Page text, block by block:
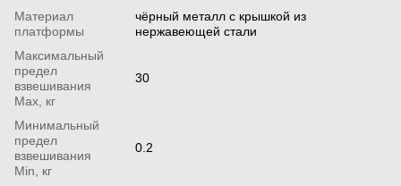
Материал
платформы
чёрный металл с крышкой из
нержавеющей стали
Максимальный
предел
взвешивания
Мах, кг
30
Минимальный
предел
взвешивания
Min, кг
0.2